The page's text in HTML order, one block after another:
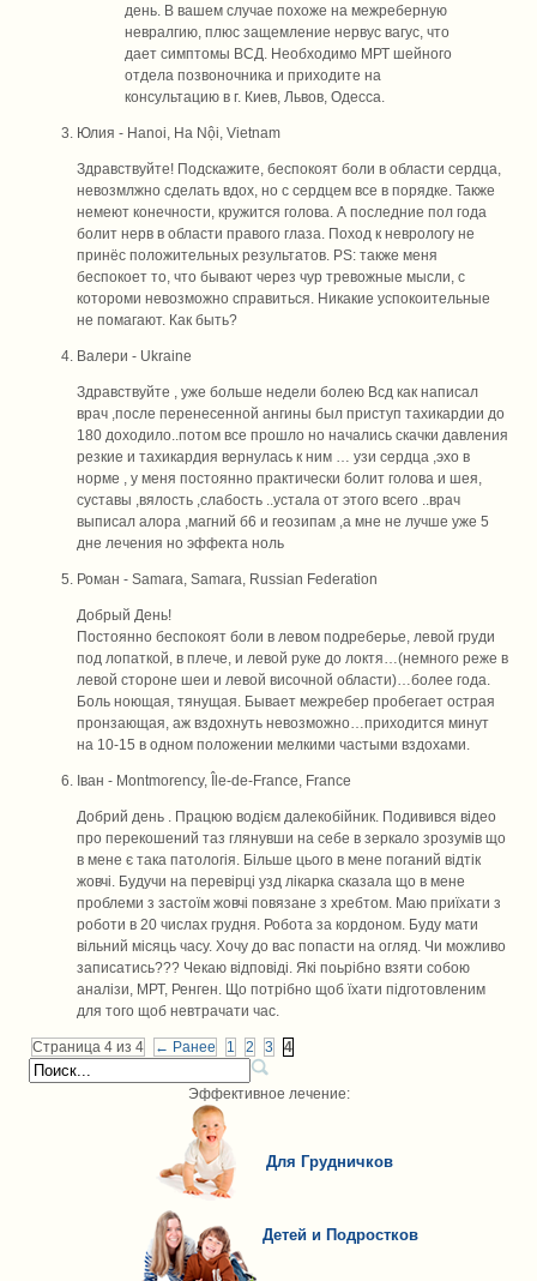
день. В вашем случае похоже на межреберную
невралгию, плюс защемление нервус вагус, что
дает симптомы ВСД. Необходимо МРТ шейного
отдела позвоночника и приходите на
консультацию в г. Киев, Львов, Одесса.
Юлия - Hanoi, Ha Nội, Vietnam
Здравствуйте! Подскажите, беспокоят боли в области сердца,
невозмлжно сделать вдох, но с сердцем все в порядке. Также
немеют конечности, кружится голова. А последние пол года
болит нерв в области правого глаза. Поход к неврологу не
принёс положительных результатов. РS: также меня
беспокоет то, что бывают через чур тревожные мысли, с
котороми невозможно справиться. Никакие успокоительные
не помагают. Как быть?
Валери - Ukraine
Здравствуйте , уже больше недели болею Всд как написал
врач ,после перенесенной ангины был приступ тахикардии до
180 доходило..потом все прошло но начались скачки давления
резкие и тахикардия вернулась к ним … узи сердца ,эхо в
норме , у меня постоянно практически болит голова и шея,
суставы ,вялость ,слабость ..устала от этого всего ..врач
выписал алора ,магний б6 и геозипам ,а мне не лучше уже 5
дне лечения но эффекта ноль
Роман - Samara, Samara, Russian Federation
Добрый День!
Постоянно беспокоят боли в левом подреберье, левой груди
под лопаткой, в плече, и левой руке до локтя…(немного реже в
левой стороне шеи и левой височной области)…более года.
Боль ноющая, тянущая. Бывает межребер пробегает острая
пронзающая, аж вздохнуть невозможно…приходится минут
на 10-15 в одном положении мелкими частыми вздохами.
Іван - Montmorency, Île-de-France, France
Добрий день . Працюю водієм далекобійник. Подивився відео
про перекошений таз глянувши на себе в зеркало зрозумів що
в мене є така патологія. Більше цього в мене поганий відтік
жовчі. Будучи на перевірці узд лікарка сказала що в мене
проблеми з застоїм жовчі повязане з хребтом. Маю приїхати з
роботи в 20 числах грудня. Робота за кордоном. Буду мати
вільний місяць часу. Хочу до вас попасти на огляд. Чи можливо
записатись??? Чекаю відповіді. Які поьрібно взяти собою
аналізи, МРТ, Ренген. Що потрібно щоб їхати підготовленим
для того щоб невтрачати час.
Страница 4 из 4 ← Ранее 1 2 3 4
Эффективное лечение:
Для Грудничков
Детей и Подростков